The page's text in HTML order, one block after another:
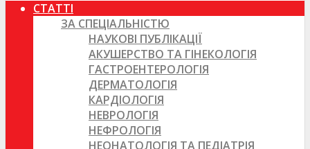
СТАТТІ
ЗА СПЕЦІАЛЬНІСТЮ
НАУКОВІ ПУБЛІКАЦІЇ
АКУШЕРСТВО ТА ГІНЕКОЛОГІЯ
ГАСТРОЕНТЕРОЛОГІЯ
ДЕРМАТОЛОГІЯ
КАРДІОЛОГІЯ
НЕВРОЛОГІЯ
НЕФРОЛОГІЯ
НЕОНАТОЛОГІЯ ТА ПЕДІАТРІЯ